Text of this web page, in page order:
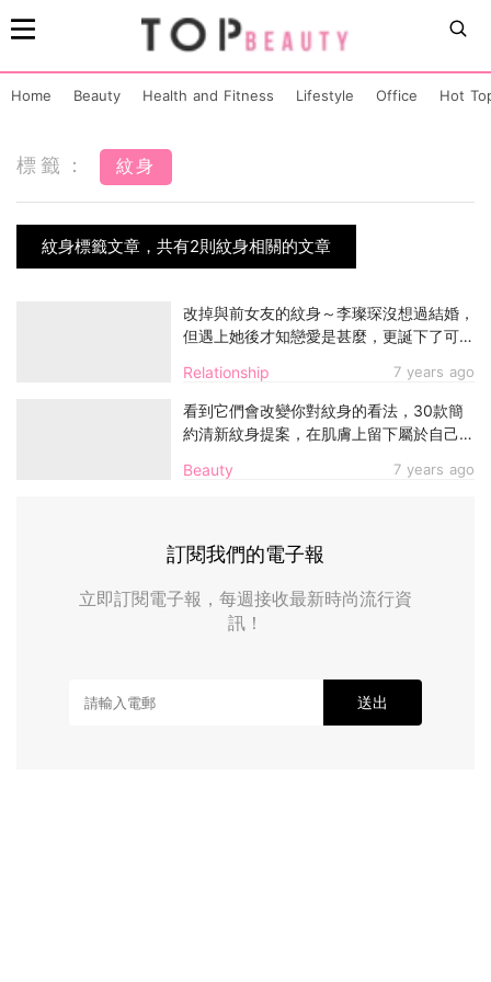
Home Beauty Health and Fitness Lifestyle Office Hot
標籤： 紋身
紋身標籤文章，共有2則紋身相關的文章
Relationship 7 years ago
改掉與前女友的紋身～李璨琛沒想過結婚，
但遇上她後才知戀愛是甚麼，更誕下了可愛
Beauty 7 years ago
看到它們會改變你對紋身的看法，30款簡
約清新紋身提案，在肌膚上留下屬於自己的
訂閱我們的電子報
立即訂閱電子報，每週接收最新時尚流行資
訊！
送出